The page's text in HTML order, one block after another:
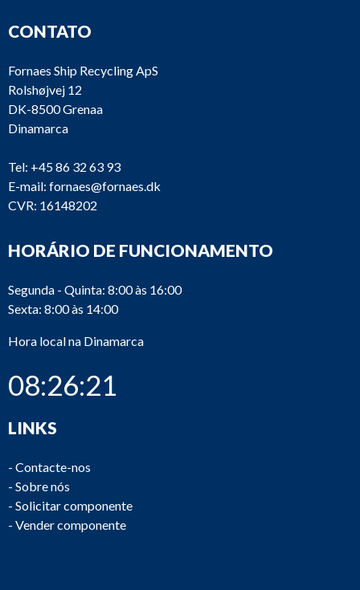
CONTATO
Fornaes Ship Recycling ApS
Rolshøjvej 12
DK-8500 Grenaa
Dinamarca
Tel: +45 86 32 63 93
E-mail: fornaes@fornaes.dk
CVR: 16148202
HORÁRIO DE FUNCIONAMENTO
Segunda - Quinta: 8:00 às 16:00
Sexta: 8:00 às 14:00
Hora local na Dinamarca
08:26:21
LINKS
- Contacte-nos
- Sobre nós
- Solicitar componente
- Vender componente